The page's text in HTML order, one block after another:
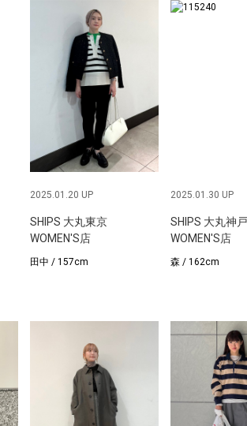
2025.01.20 UP
SHIPS 大丸東京
WOMEN'S店
田中 / 157cm
2025.01.30 UP
SHIPS 大丸神戸
WOMEN'S店
森 / 162cm